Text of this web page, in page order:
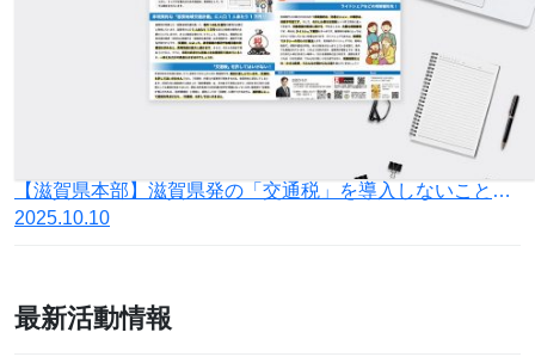
【滋賀県本部】滋賀県発の「交通税」を導入しないことを求める署名活動のご案内とご協力のお願い
2025.10.10
最新活動情報